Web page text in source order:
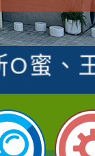
園市中
獲社
O蜜、
展 國
師、
班張O
小朗讀
園市中